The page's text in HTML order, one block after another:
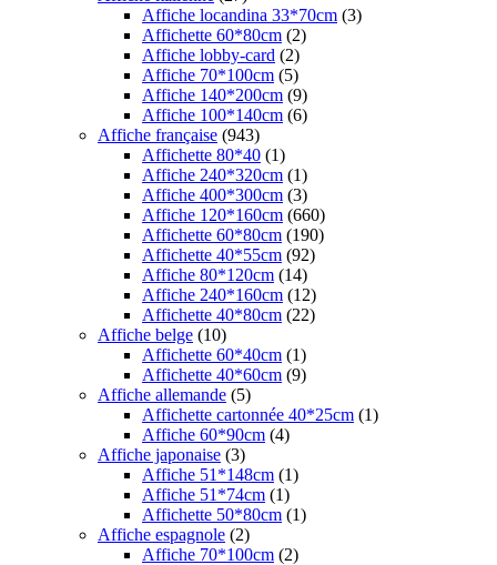
Affiche locandina 33*70cm (3)
Affichette 60*80cm (2)
Affiche lobby-card (2)
Affiche 70*100cm (5)
Affiche 140*200cm (9)
Affiche 100*140cm (6)
Affiche française (943)
Affichette 80*40 (1)
Affiche 240*320cm (1)
Affiche 400*300cm (3)
Affiche 120*160cm (660)
Affichette 60*80cm (190)
Affichette 40*55cm (92)
Affiche 80*120cm (14)
Affiche 240*160cm (12)
Affichette 40*80cm (22)
Affiche belge (10)
Affichette 60*40cm (1)
Affichette 40*60cm (9)
Affiche allemande (5)
Affichette cartonnée 40*25cm (1)
Affiche 60*90cm (4)
Affiche japonaise (3)
Affiche 51*148cm (1)
Affiche 51*74cm (1)
Affichette 50*80cm (1)
Affiche espagnole (2)
Affiche 70*100cm (2)